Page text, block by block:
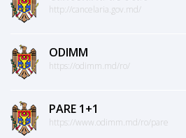
http://cancelaria.gov.md/
ODIMM
https://odimm.md/ro/
PARE 1+1
https://www.odimm.md/ro/pare